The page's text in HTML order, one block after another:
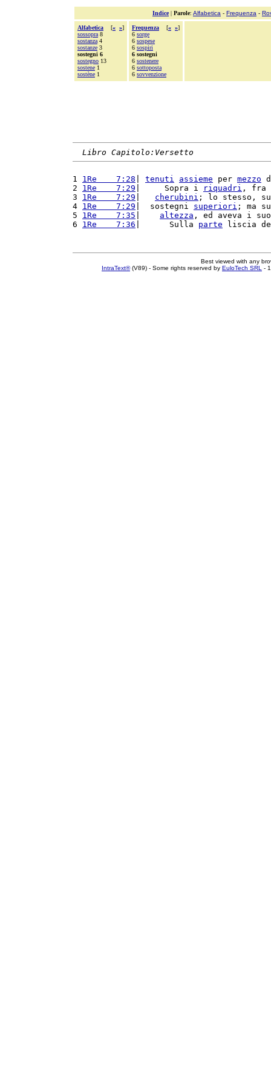
Indice| Parole: Alfabetica - Frequenza -
Alfabetica [« »]
sossopra 8
sostanza 4
sostanze 3
sostegni 6
sostegno 13
sostene 1
sostène 1
Frequenza [« »]
6 sorge
6 sospese
6 sospiri
6 sostegni
6 sostenere
6 sottoposta
6 sovvenzione
Libro Capitolo:Versetto
1 1Re    7:28 tenuti assieme per mezzo
2 1Re    7:29 |     Sopra i riquadri ,
3 1Re    7:29 cherubini ; lo stesso,
4 1Re    7:29 |  sostegni superiori ; ma
5 1Re    7:35 altezza , ed aveva i
6 1Re    7:36 |      Sulla parte liscia
Best viewed with any
IntraText®(V89) - Some rights reserved by EuloTech SRL -